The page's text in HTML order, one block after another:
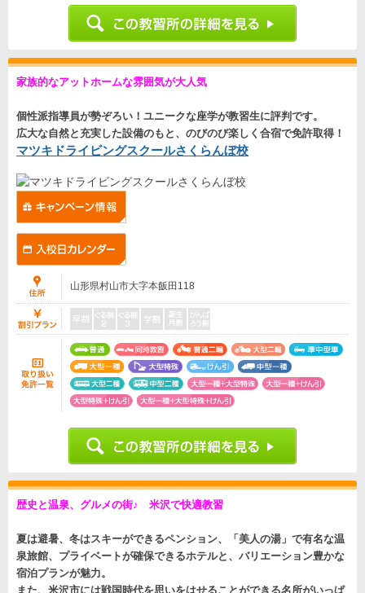
家族的なアットホームな雰囲気が大人気
個性派指導員が勢ぞろい！ユニークな座学が教習生に評判です。
広大な自然と充実した設備のもと、のびのび楽しく合宿で免許取得！
マツキドライビングスクールさくらんぼ校
山形県村山市大字本飯田118
歴史と温泉、グルメの街♪ 米沢で快適教習
夏は避暑、冬はスキーができるペンション、「美人の湯」で有名な温
泉旅館、プライベートが確保できるホテルと、バリエーション豊かな
宿泊プランが魅力。
また、米沢市には戦国時代を思いをはせることができる名所がいっぱ